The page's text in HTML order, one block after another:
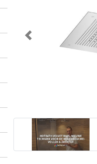
Previous